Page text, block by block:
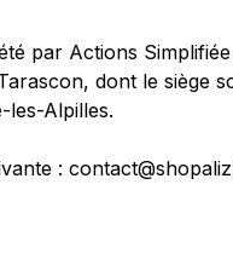
par Actions
dont le siège
les-Alpilles.
: